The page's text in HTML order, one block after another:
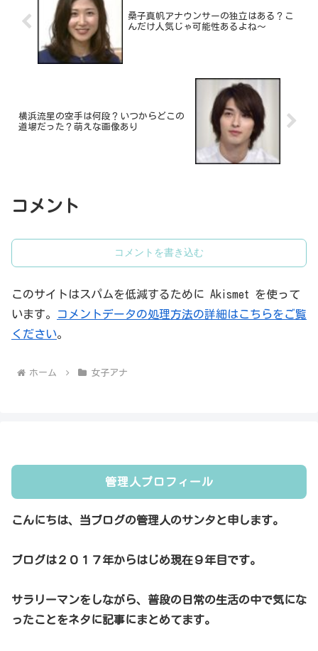
桑子真帆アナウンサーの独立はある？こ
んだけ人気じゃ可能性あるよね～
横浜流星の空手は何段？いつからどこの
道場だった？萌えな画像あり
コメント
コメントを書き込む
このサイトはスパムを低減するために Akismet を使って
います。
コメントデータの処理方法の詳細はこちらをご覧
ください。
ホーム 女子アナ
管理人プロフィール
こんにちは、当ブログの管理人のサンタと申します。
ブログは２０１７年からはじめ現在９年目です。
サラリーマンをしながら、普段の日常の生活の中で気にな
ったことをネタに記事にまとめてます。